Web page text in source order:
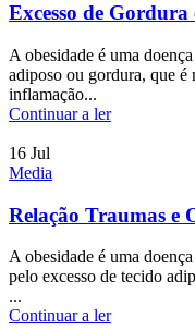
Excesso de
A obesidade é uma
adiposo ou gordura, que é
inflamação...
Continuar a ler
16 Jul
Media
Relação Traumas e
A obesidade é uma
pelo excesso de tecido
...
Continuar a ler